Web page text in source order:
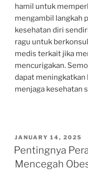
hamil untuk
mengambil langkah
kesehatan diri
ragu untuk
medis terkait jika
mencurigakan.
dapat meningkatkan
menjaga kesehatan
POSTED
ON
JANUARY 14, 2025
Pentingnya
Mencegah